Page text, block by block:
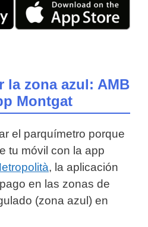
la zona azul: AMB
Montgat
el parquímetro porque
tu móvil con la app
, la aplicación
en las zonas de
(zona azul) en